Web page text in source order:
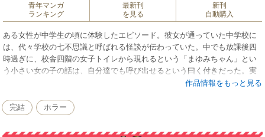
青年マンガ
ランキング
最新刊
を見る
新刊
自動購入
ある女性が中学生の頃に体験したエピソード。彼女が通っていた中学校に
は、代々学校の七不思議と呼ばれる怪談が伝わっていた。中でも放課後四
時過ぎに、校舎四階の女子トイレから現れるという「まゆみちゃん」とい
う小さい女の子の話は、自分達でも呼び出せるという曰く付きだった。実
際に怪異が起こるか試してみようということになったのだが、不可思議な
校舎の廊下に現れたモノとは。
作品情報をもっと見る
完結 ホラー